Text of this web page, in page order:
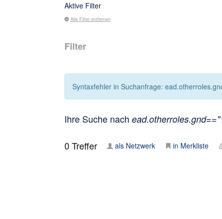
Aktive Filter
Alle Filter entfernen
Filter
Syntaxfehler in Suchanfrage:
Ihre Suche nach
0Treffer als Netzwerk in Merkliste